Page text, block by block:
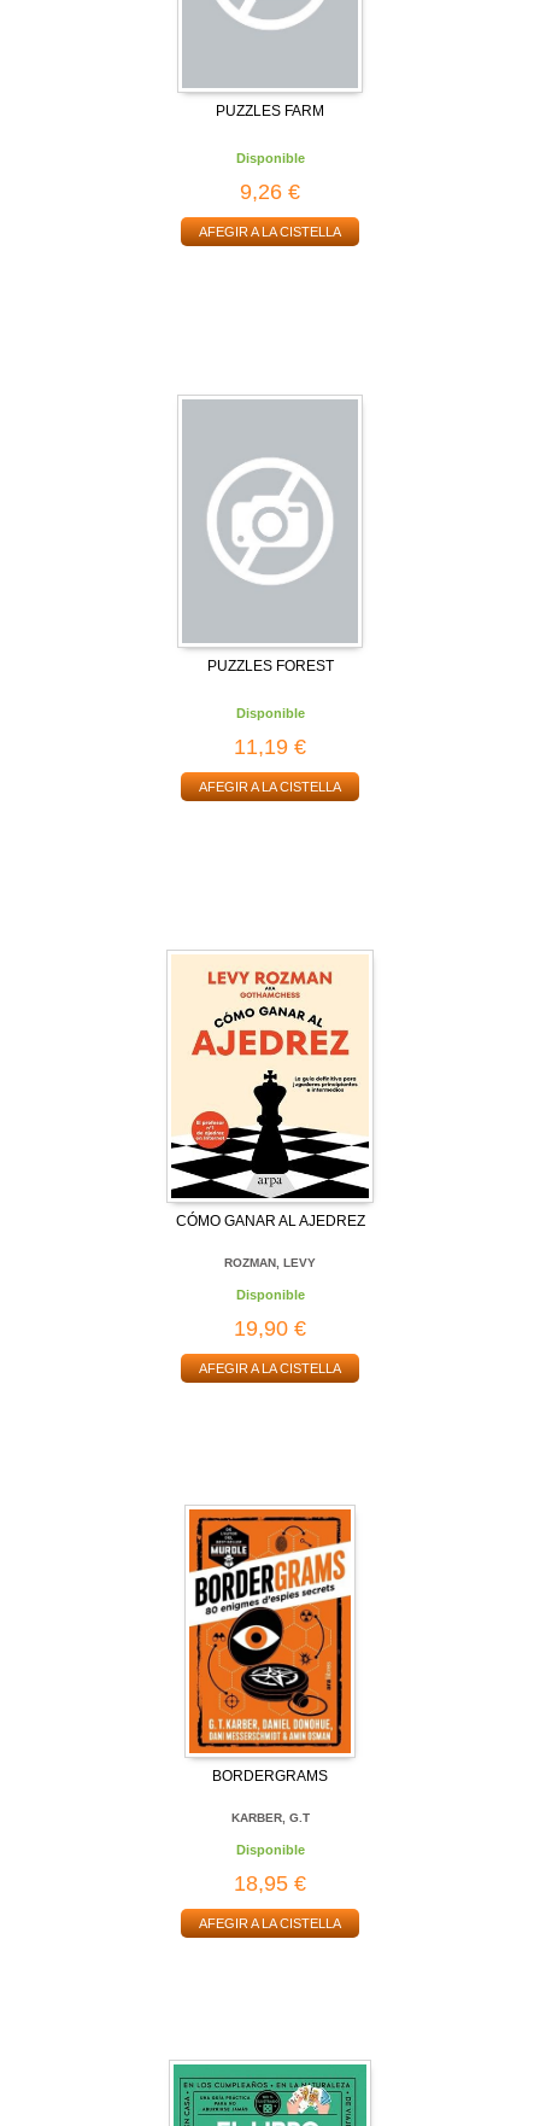
PUZZLES FARM
Disponible
9,26 €
AFEGIR A LA CISTELLA
PUZZLES FOREST
Disponible
11,19 €
AFEGIR A LA CISTELLA
CÓMO GANAR AL AJEDREZ
ROZMAN, LEVY
Disponible
19,90 €
AFEGIR A LA CISTELLA
BORDERGRAMS
KARBER, G.T
Disponible
18,95 €
AFEGIR A LA CISTELLA